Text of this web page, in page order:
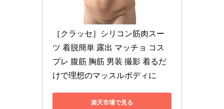
［クラッセ］シリコン筋肉スー
ツ 着脱簡単 露出 マッチョ コス
プレ 腹筋 胸筋 男装 撮影 着るだ
けで理想のマッスルボディに
楽天市場で見る